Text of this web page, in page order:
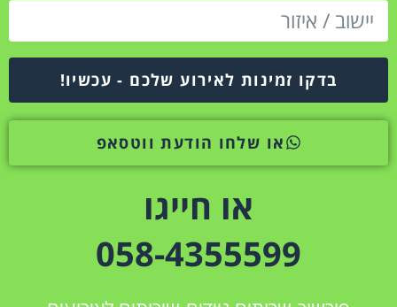
בדקו זמינות לאירוע שלכם - עכשיו!
או שלחו הודעת ווטסאפ
או חייגו
058-4355599